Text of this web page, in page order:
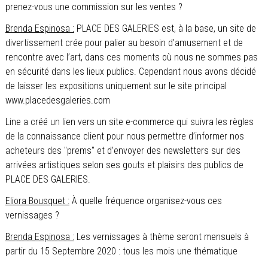
prenez-vous une commission sur les ventes ?
Brenda Espinosa :PLACE DES GALERIES est, à la base, un site de
divertissement crée pour palier au besoin d’amusement et de
rencontre avec l’art, dans ces moments où nous ne sommes pas
en sécurité dans les lieux publics. Cependant nous avons décidé
de laisser les expositions uniquement sur le site principal
www.placedesgaleries.com
Line a créé un lien vers un site e-commerce qui suivra les règles
de la connaissance client pour nous permettre d’informer nos
acheteurs des "prems" et d’envoyer des newsletters sur des
arrivées artistiques selon ses gouts et plaisirs des publics de
PLACE DES GALERIES.
Eliora Bousquet :À quelle fréquence organisez-vous ces
vernissages ?
Brenda Espinosa :Les vernissages à thème seront mensuels à
partir du 15 Septembre 2020 : tous les mois une thématique